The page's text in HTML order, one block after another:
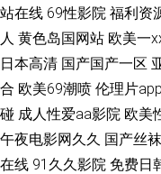
看视频网站蜜桃 草草乳力
合精品 狠狠干 欧美成人一
夜嘿咻 91在线视频福利观看
网站 三级网站在线 18艹 91
站在线 69性影院 福利资
人 黄色岛国网站 欧美一
日本高清 国产国产一区
合 欧美69潮喷 伦理片
碰 成人性爱aa影院 欧美
午夜电影网久久 国产丝
在线 91久久影院 免费日